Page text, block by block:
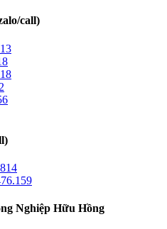
call)
Nghiệp Hữu Hồng